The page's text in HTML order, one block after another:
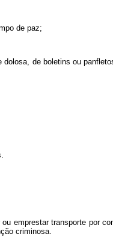
de paz;
de boletins ou
emprestar transporte por
criminosa.